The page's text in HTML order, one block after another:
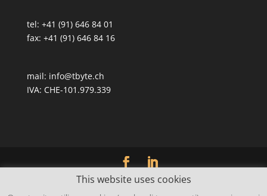
tel: +41 (91) 646 84 01
fax: +41 (91) 646 84 16
mail: info@tbyte.ch
IVA: CHE-101.979.339
tbyte 2.0 ® |Privacy Policy-Cookie Policy
This website uses cookies